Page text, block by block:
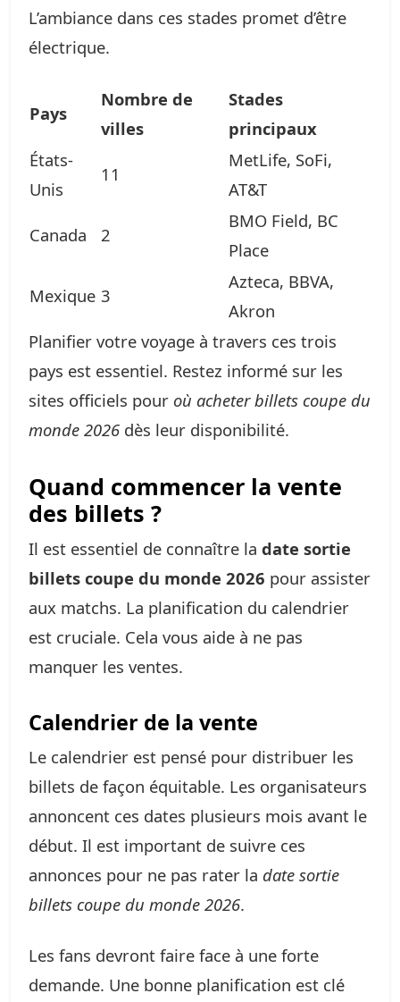
L’ambiance dans ces stades promet d’être
électrique.
Pays
Nombre de
villes
Stades
principaux
États-
Unis
11
MetLife, SoFi,
AT&T
Canada 2
BMO Field, BC
Place
Mexique 3
Azteca, BBVA,
Akron
Planifier votre voyage à travers ces trois
pays est essentiel. Restez informé sur les
sites officiels pour où acheter billets coupe du
monde 2026 dès leur disponibilité.
Quand commencer la vente
des billets ?
Il est essentiel de connaître la date sortie
billets coupe du monde 2026 pour assister
aux matchs. La planification du calendrier
est cruciale. Cela vous aide à ne pas
manquer les ventes.
Calendrier de la vente
Le calendrier est pensé pour distribuer les
billets de façon équitable. Les organisateurs
annoncent ces dates plusieurs mois avant le
début. Il est important de suivre ces
annonces pour ne pas rater la date sortie
billets coupe du monde 2026.
Les fans devront faire face à une forte
demande. Une bonne planification est clé